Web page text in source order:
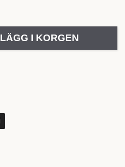
LÄGG I KORGEN